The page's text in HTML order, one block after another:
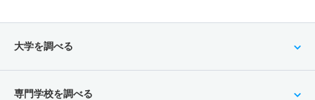
大学を調べる
専門学校を調べる